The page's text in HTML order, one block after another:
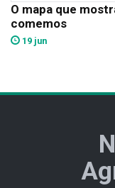
O mapa que
comemos
19 jun